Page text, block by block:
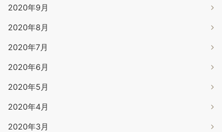
2020年9月
2020年8月
2020年7月
2020年6月
2020年5月
2020年4月
2020年3月